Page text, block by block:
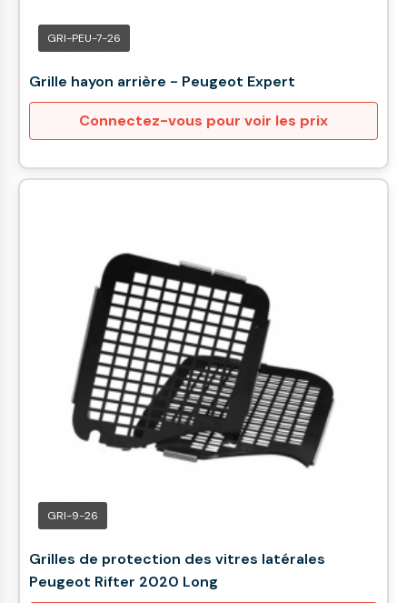
GRI-PEU-7-26
Grille hayon arrière - Peugeot Expert
Connectez-vous pour voir les prix
GRI-9-26
Grilles de protection des vitres latérales
Peugeot Rifter 2020 Long